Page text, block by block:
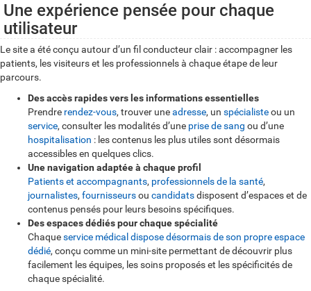
Une expérience pensée pour chaque
utilisateur
Le site a été conçu autour d’un fil conducteur clair : accompagner les
patients, les visiteurs et les professionnels à chaque étape de leur
parcours.
Des accès rapides vers les informations essentielles
Prendre rendez-vous, trouver uneadresse, un spécialisteou un
service, consulter les modalités d’une prise de sang ou d’une
hospitalisation : les contenus les plus utiles sont désormais
accessibles en quelques clics.
Une navigation adaptée à chaque profil
Patients et accompagnants, professionnels de la santé,
journalistes, fournisseursou candidatsdisposent d’espaces et de
contenus pensés pour leurs besoins spécifiques.
Des espaces dédiés pour chaque spécialité
Chaqueservice médical dispose désormais de son propre espace
dédié, conçu comme un mini-site permettant de découvrir plus
facilement les équipes, les soins proposés et les spécificités de
chaque spécialité.